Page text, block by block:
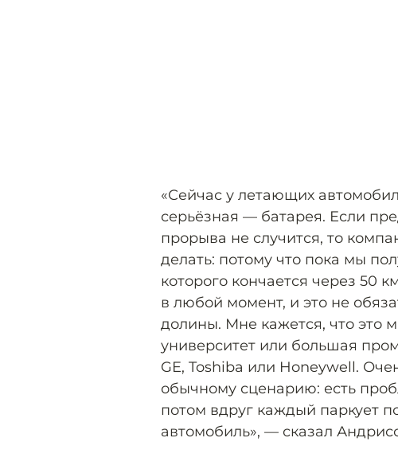
«Сейчас у летающих
серьёзная — батарея. Если
прорыва не случится, то
делать: потому что пока мы
которого кончается через 50
в любой момент, и это не
долины. Мне кажется, что это
университет или большая
GE, Toshiba или Honeywell.
обычному сценарию: есть
потом вдруг каждый паркует
автомобиль», — сказал